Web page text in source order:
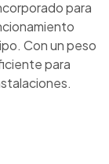
para
Con un peso
para